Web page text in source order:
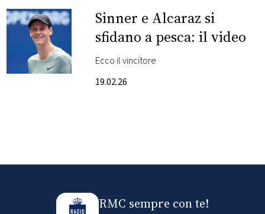
CONCORSI
EVENTI
VIDEO
Sinner e Alcaraz si
sfidano a pesca: il video
Ecco il vincitore
19.02.26
RMC sempre con te!